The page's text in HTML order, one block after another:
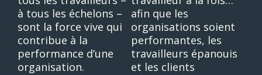
à tous les échelons –
sont la force vive qui
contribue à la
performance d’une
organisation.
afin que les
organisations soient
performantes, les
travailleurs épanouis
et les clients